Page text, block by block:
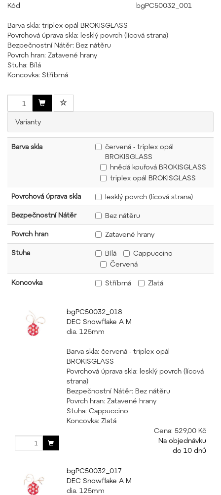
Kód
bgPC50032_001
Barva skla: triplex opál BROKISGLASS
Povrchová úprava skla: lesklý povrch (lícová strana)
Bezpečnostní Nátěr: Bez nátěru
Povrch hran: Zatavené hrany
Stuha: Bílá
Koncovka: Stříbrná
Varianty
Barva skla
červená - triplex opál
BROKISGLASS
hnědá kouřová BROKISGLASS
triplex opál BROKISGLASS
Povrchová úprava skla lesklý povrch (lícová strana)
Bezpečnostní Nátěr Bez nátěru
Povrch hran Zatavené hrany
Stuha Bílá
Cappuccino
Červená
Koncovka Stříbrná Zlatá
bgPC50032_018
DEC Snowflake A M
dia. 125mm
Barva skla: červená - triplex opál
BROKISGLASS
Povrchová úprava skla: lesklý povrch (lícová
strana)
Bezpečnostní Nátěr: Bez nátěru
Povrch hran: Zatavené hrany
Stuha: Cappuccino
Koncovka: Zlatá
Cena: 529,00 Kč
Na objednávku
do 10 dnů
bgPC50032_017
DEC Snowflake A M
dia. 125mm